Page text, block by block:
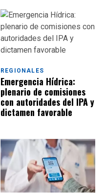
Chubut
REGIONALES
Emergencia Hídrica:
plenario de comisiones
con autoridades del IPA y
dictamen favorable